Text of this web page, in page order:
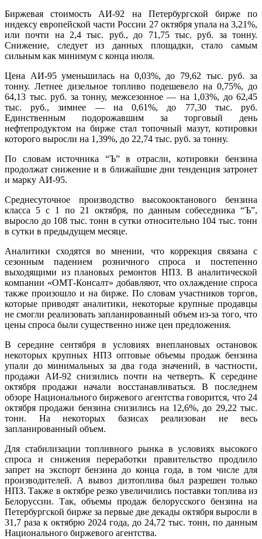
Биржевая стоимость АИ-92 на Петербургской бирже по
индексу европейской части России 27 октября упала на 3,21%,
или почти на 2,4 тыс. руб., до 71,75 тыс. руб. за тонну.
Снижение, следует из данных площадки, стало самым
сильным как минимум с конца июля.
Цена АИ-95 уменьшилась на 0,03%, до 79,62 тыс. руб. за
тонну. Летнее дизельное топливо подешевело на 0,75%, до
64,13 тыс. руб. за тонну, межсезонное — на 1,03%, до 62,45
тыс. руб., зимнее — на 0,61%, до 77,30 тыс. руб.
Единственным подорожавшим за торговый день
нефтепродуктом на бирже стал топочный мазут, котировки
которого выросли на 1,39%, до 22,74 тыс. руб. за тонну.
По словам источника “Ъ” в отрасли, котировки бензина
продолжат снижение и в ближайшие дни тенденция затронет
и марку АИ-95.
Среднесуточное производство высокооктанового бензина
класса 5 с 1 по 21 октября, по данным собеседника “Ъ”,
выросло до 108 тыс. тонн в сутки относительно 104 тыс. тонн
в сутки в предыдущем месяце.
Аналитики сходятся во мнении, что коррекция связана с
сезонным падением розничного спроса и постепенно
выходящими из плановых ремонтов НПЗ. В аналитической
компании «ОМТ-Консалт» добавляют, что охлаждение спроса
также произошло и на бирже. По словам участников торгов,
которые приводят аналитики, некоторые крупные продавцы
не смогли реализовать запланированный объем из-за того, что
цены спроса были существенно ниже цен предложения.
В середине сентября в условиях внеплановых остановок
некоторых крупных НПЗ оптовые объемы продаж бензина
упали до минимальных за два года значений, в частности,
продажи АИ-92 снизились почти на четверть. К середине
октября продажи начали восстанавливаться. В последнем
обзоре Национального биржевого агентства говорится, что 24
октября продажи бензина снизились на 12,6%, до 29,22 тыс.
тонн. На некоторых базисах реализован не весь
запланированный объем.
Для стабилизации топливного рынка в условиях высокого
спроса и снижения переработки правительство продлило
запрет на экспорт бензина до конца года, в том числе для
производителей. А вывоз дизтоплива был разрешен только
НПЗ. Также в октябре резко увеличились поставки топлива из
Белоруссии. Так, объемы продаж белорусского бензина на
Петербургской бирже за первые две декады октября выросли в
31,7 раза к октябрю 2024 года, до 24,72 тыс. тонн, по данным
Национального биржевого агентства.